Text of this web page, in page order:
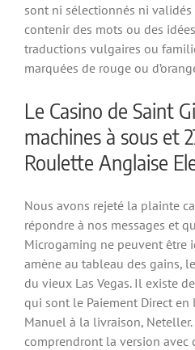
sont ni sélectionnés ni
contenir des mots ou des
traductions vulgaires ou
marquées de rouge ou
Le Casino de Saint
machines à sous et
Roulette Anglaise
Nous avons rejeté la plainte
répondre à nos messages et
Microgaming ne peuvent être
amène au tableau des gains,
du vieux Las Vegas. Il existe
qui sont le Paiement Direct
Manuel à la livraison,
comprendront la version avec